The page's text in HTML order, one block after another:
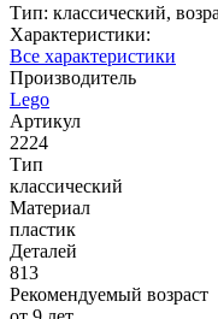
Тип: классический,
Характеристики:
Все характеристики
Производитель
Lego
Артикул
2224
Тип
классический
Материал
пластик
Деталей
813
Рекомендуемый возраст